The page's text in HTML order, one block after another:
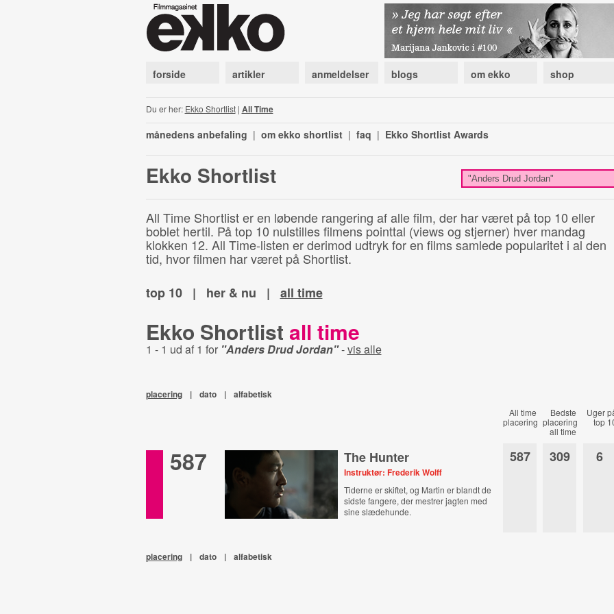
forside artikler anmeldelser blogs om ekko shop
Du er her: Ekko Shortlist| All Time
månedens anbefaling | om ekko shortlist | faq | Ekko Shortlist Awards
Ekko Shortlist
All Time Shortlist er en løbende rangering af alle film, der har været på top 10 eller
boblet hertil. På top 10 nulstilles filmens pointtal (views og stjerner) hver mandag
klokken 12. All Time-listen er derimod udtryk for en films samlede popularitet i al den
tid, hvor filmen har været på Shortlist.
top 10
| her & nu | all time
Ekko Shortlist all time
1 - 1 ud af 1 for "Anders Drud Jordan"-vis alle
placering | dato | alfabetisk
All time
placering
Bedste
placering
all time
Uger
top
587 The Hunter
Instruktør: Frederik Wolff
Tiderne er skiftet, og Martin er blandt de
sidste fangere, der mestrer jagten med
sine slædehunde.
587 309 6
placering | dato | alfabetisk